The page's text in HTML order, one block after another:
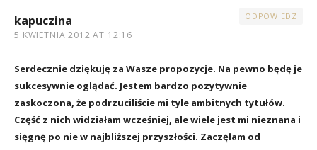
kapuczina
5 KWIETNIA 2012 AT 12:16
ODPOWIEDZ
Serdecznie dziękuję za Wasze propozycje. Na pewno będę je
sukcesywnie oglądać. Jestem bardzo pozytywnie
zaskoczona, że podrzuciliście mi tyle ambitnych tytułów.
Część z nich widziałam wcześniej, ale wiele jest mi nieznana i
sięgnę po nie w najbliższej przyszłości. Zaczęłam od